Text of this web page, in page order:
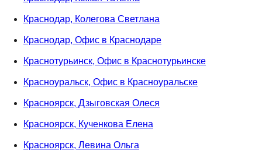
Краснодар, Колегова Светлана
Краснодар, Офис в Краснодаре
Краснотурьинск, Офис в Краснотурьинске
Красноуральск, Офис в Красноуральске
Красноярск, Дзыговская Олеся
Красноярск, Кученкова Елена
Красноярск, Левина Ольга